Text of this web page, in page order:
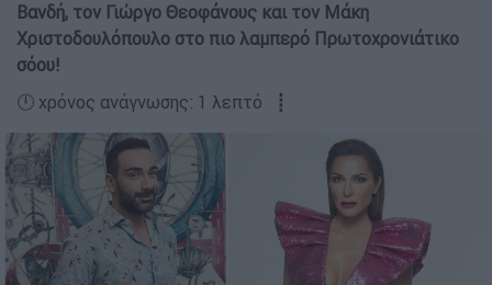
Βανδή, τον Γιώργο Θεοφάνους και τον Μάκη
Χριστοδουλόπουλο στο πιο λαμπερό Πρωτοχρονιάτικο
σόου!
🕛 χρόνος ανάγνωσης: 1 λεπτό ┋